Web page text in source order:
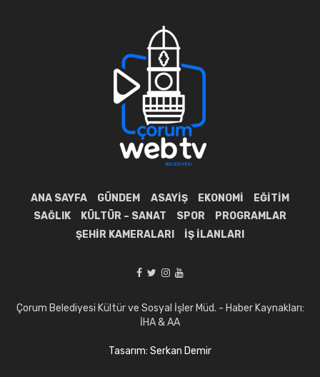
ANA SAYFA GÜNDEM ASAYIŞ EKONOMI
EĞITIM
SAĞLIK
KÜLTÜR – SANAT SPOR
PROGRAMLAR
ŞEHIR KAMERALARI
İŞ İLANLARI
Çorum Belediyesi Kültür ve Sosyal İşler Müd. - Haber Kaynakları:
İHA & AA
Tasarım: Serkan Demir